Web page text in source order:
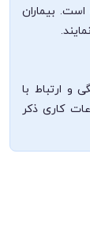
بیماران
ارتباط با
ساعات کاری ذکر